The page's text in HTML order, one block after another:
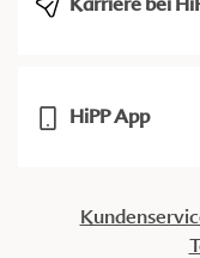
HiPP App